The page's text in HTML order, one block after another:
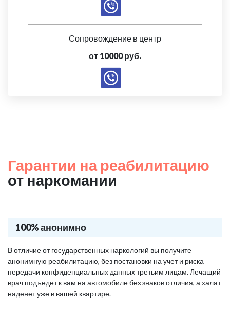
Сопровождение в центр
от 10000 руб.
Гарантии на реабилитацию
от наркомании
100% анонимно
В отличие от государственных наркологий вы получите
анонимную реабилитацию, без постановки на учет и риска
передачи конфиденциальных данных третьим лицам. Лечащий
врач подъедет к вам на автомобиле без знаков отличия, а халат
наденет уже в вашей квартире.